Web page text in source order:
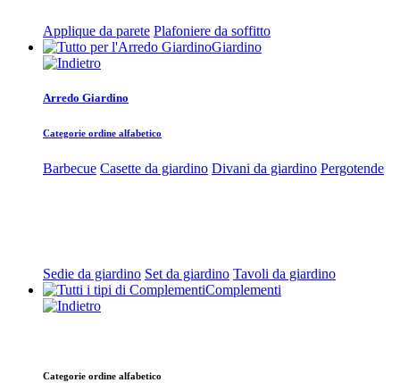
Applique da parete Plafoniere da soffitto
Giardino
Arredo Giardino
Categorie ordine alfabetico
Barbecue Casette da giardino Divani da giardino Pergotende
Sedie da giardino Set da giardino Tavoli da giardino
Complementi
Categorie ordine alfabetico